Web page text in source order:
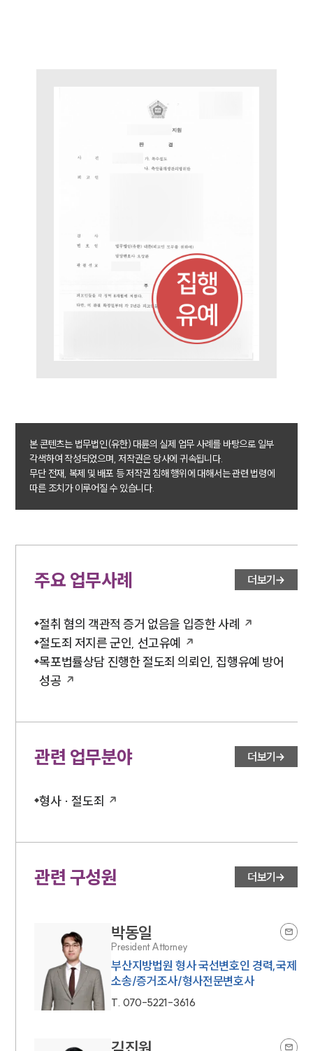
법률지식인
형사소송·상담후기
업무분야
구성원 소개
형사전문변호사
소식/자료
언론보도
세미나
대륜법률상담예약
본 콘텐츠는 법무법인(유한) 대륜의 실제 업무 사례를 바탕으로 일부
각색하여 작성되었으며, 저작권은 당사에 귀속됩니다.
무단 전재, 복제 및 배포 등 저작권 침해 행위에 대해서는 관련 법령에
따른 조치가 이루어질 수 있습니다.
주요 업무사례 더보기
절취 혐의 객관적 증거 없음을 입증한 사례
절도죄 저지른 군인, 선고유예
목포법률상담 진행한 절도죄 의뢰인, 집행유예 방어
성공
관련 업무분야 더보기
형사 · 절도죄
관련 구성원 더보기
박동일
President Attorney
부산지방법원 형사 국선변호인 경력,국제
소송/증거조사/형사전문변호사
T. 070-5221-3616